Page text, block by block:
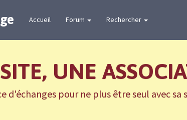
Accueil Forum Rechercher
UNE
d'échanges pour ne plus être seul avec sa